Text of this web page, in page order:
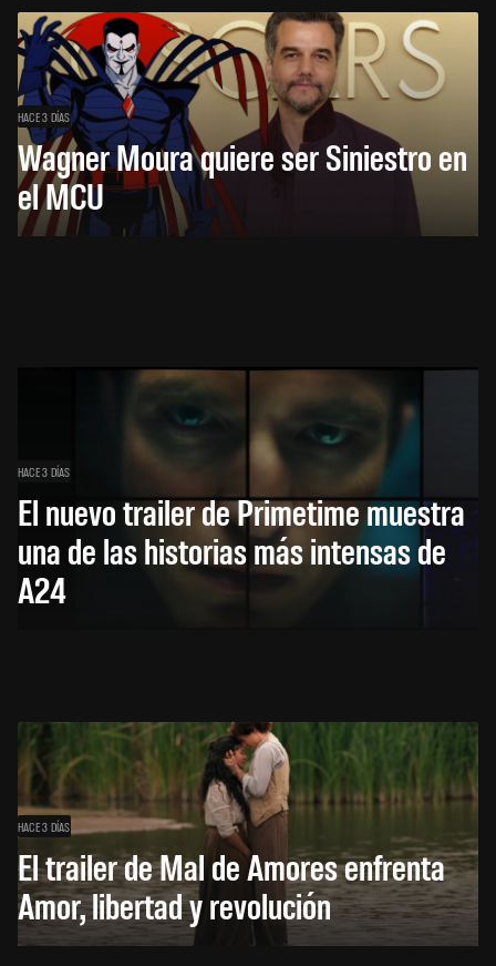
HACE 3 DÍAS
Wagner Moura quiere ser Siniestro en
el MCU
HACE 3 DÍAS
El nuevo trailer de Primetime muestra
una de las historias más intensas de
A24
HACE 3 DÍAS
El trailer de Mal de Amores enfrenta
Amor, libertad y revolución